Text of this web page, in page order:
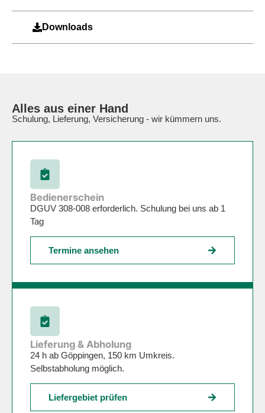
Downloads
Alles aus einer Hand
Schulung, Lieferung, Versicherung - wir kümmern uns.
Bedienerschein
DGUV 308-008 erforderlich. Schulung bei uns ab 1
Tag
Termine ansehen
Lieferung & Abholung
24 h ab Göppingen, 150 km Umkreis.
Selbstabholung möglich.
Liefergebiet prüfen